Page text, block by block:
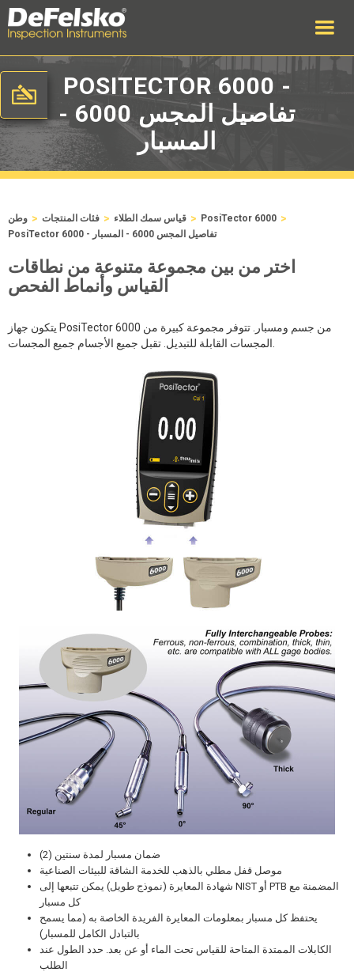
POSITECTOR 6000 -
تفاصيل المجس 6000 -
المسبار
وطن > فئات المنتجات > قياس سمك الطلاء > PosiTector 6000 >
PosiTector 6000 - تفاصيل المجس 6000 - المسبار
اختر من بين مجموعة متنوعة من نطاقات
القياس وأنماط الفحص
يتكون جهاز PosiTector 6000 من جسم ومسبار. تتوفر مجموعة كبيرة من
ضمان مسبار لمدة سنتين (2)
موصل قفل مطلي بالذهب للخدمة الشاقة للبيئات الصناعية
شهادة المعايرة (نموذج طويل) يمكن تتبعها إلى NIST أو PTB المضمنة مع
كل مسبار
يحتفظ كل مسبار بمعلومات المعايرة الفريدة الخاصة به (مما يسمح
بالتبادل الكامل للمسبار)
الكابلات الممتدة المتاحة للقياس تحت الماء أو عن بعد. حدد الطول عند
الطلب